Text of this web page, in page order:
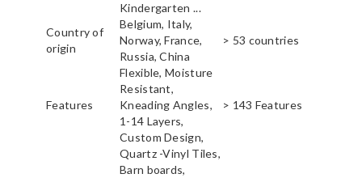
Kindergarten ...
Country of
origin
Belgium, Italy,
Norway, France,
Russia, China
> 53 countries
Features
Flexible, Moisture
Resistant,
Kneading Angles,
1-14 Layers,
Custom Design,
> 143 Features
Quartz -Vinyl Tiles,
Barn boards,